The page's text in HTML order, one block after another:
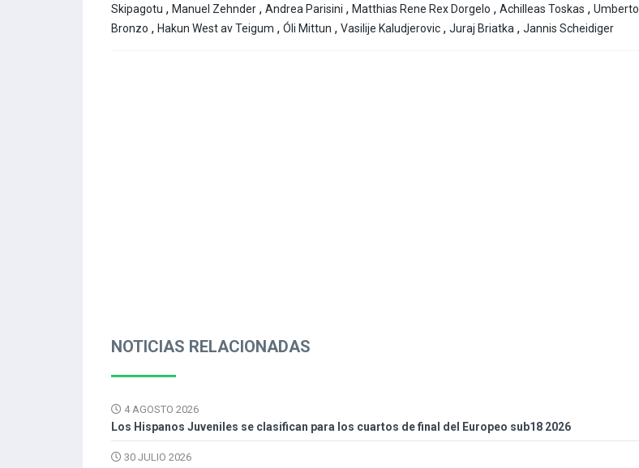
Skipagotu , Manuel Zehnder , Andrea Parisini , Matthias Rene Rex Dorgelo , Achilleas Toskas , Umberto
Bronzo , Hakun West av Teigum , Óli Mittun , Vasilije Kaludjerovic , Juraj Briatka , Jannis Scheidiger
NOTICIAS RELACIONADAS
4 AGOSTO 2026
Los Hispanos Juveniles se clasifican para los cuartos de final del Europeo sub18 2026
30 JULIO 2026